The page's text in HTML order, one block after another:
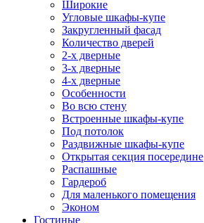
Широкие
Угловые шкафы-купе
Закругленный фасад
Количество дверей
2-х дверные
3-х дверные
4-х дверные
Особенности
Во всю стену
Встроенные шкафы-купе
Под потолок
Раздвижные шкафы-купе
Открытая секция посередине
Распашные
Гардероб
Для маленького помещения
Эконом
Гостиные